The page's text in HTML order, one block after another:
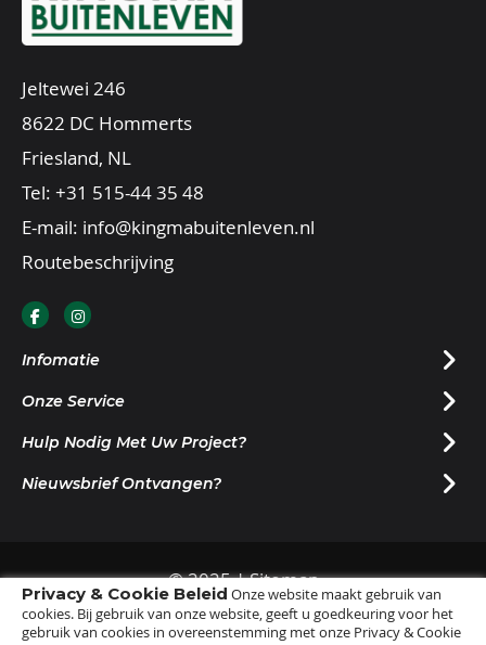
Privacy & Cookie Beleid Onze website maakt gebruik van
cookies. Bij gebruik van onze website, geeft u goedkeuring voor het
gebruik van cookies in overeenstemming met onze Privacy & Cookie
Jeltewei 246
8622 DC Hommerts
Friesland, NL
Tel: +31 515-44 35 48
E-mail: info@kingmabuitenleven.nl
Routebeschrijving
Infomatie
Onze Service
Hulp Nodig Met Uw Project?
Nieuwsbrief Ontvangen?
© 2025 |Sitemap